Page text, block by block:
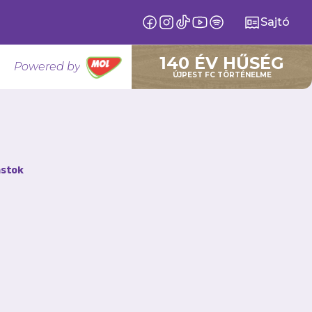
Sajtó
Powered by 140 ÉV HŰSÉG
ÚJPEST FC TÖRTÉNELME
győztes sorozatát